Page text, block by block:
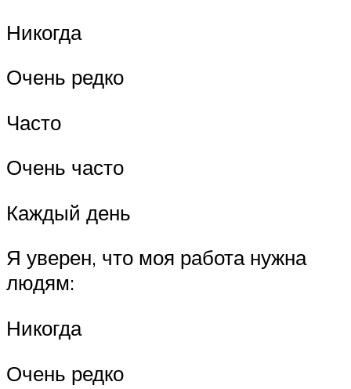
Никогда
Очень редко
Часто
Очень часто
Каждый день
Я уверен, что моя работа нужна
людям:
Никогда
Очень редко